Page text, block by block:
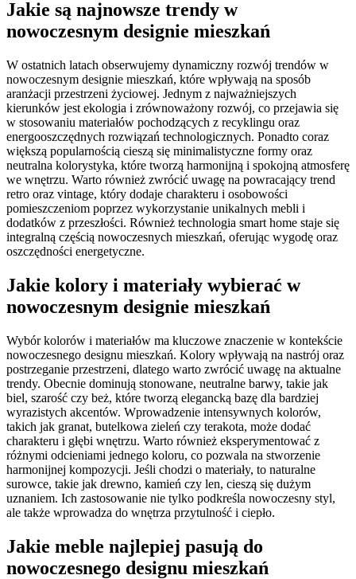
Jakie są najnowsze trendy w
nowoczesnym designie mieszkań
W ostatnich latach obserwujemy dynamiczny rozwój trendów w
nowoczesnym designie mieszkań, które wpływają na sposób
aranżacji przestrzeni życiowej. Jednym z najważniejszych
kierunków jest ekologia i zrównoważony rozwój, co przejawia się
w stosowaniu materiałów pochodzących z recyklingu oraz
energooszczędnych rozwiązań technologicznych. Ponadto coraz
większą popularnością cieszą się minimalistyczne formy oraz
neutralna kolorystyka, które tworzą harmonijną i spokojną atmosferę
we wnętrzu. Warto również zwrócić uwagę na powracający trend
retro oraz vintage, który dodaje charakteru i osobowości
pomieszczeniom poprzez wykorzystanie unikalnych mebli i
dodatków z przeszłości. Również technologia smart home staje się
integralną częścią nowoczesnych mieszkań, oferując wygodę oraz
oszczędności energetyczne.
Jakie kolory i materiały wybierać w
nowoczesnym designie mieszkań
Wybór kolorów i materiałów ma kluczowe znaczenie w kontekście
nowoczesnego designu mieszkań. Kolory wpływają na nastrój oraz
postrzeganie przestrzeni, dlatego warto zwrócić uwagę na aktualne
trendy. Obecnie dominują stonowane, neutralne barwy, takie jak
biel, szarość czy beż, które tworzą elegancką bazę dla bardziej
wyrazistych akcentów. Wprowadzenie intensywnych kolorów,
takich jak granat, butelkowa zieleń czy terakota, może dodać
charakteru i głębi wnętrzu. Warto również eksperymentować z
różnymi odcieniami jednego koloru, co pozwala na stworzenie
harmonijnej kompozycji. Jeśli chodzi o materiały, to naturalne
surowce, takie jak drewno, kamień czy len, cieszą się dużym
uznaniem. Ich zastosowanie nie tylko podkreśla nowoczesny styl,
ale także wprowadza do wnętrza przytulność i ciepło.
Jakie meble najlepiej pasują do
nowoczesnego designu mieszkań